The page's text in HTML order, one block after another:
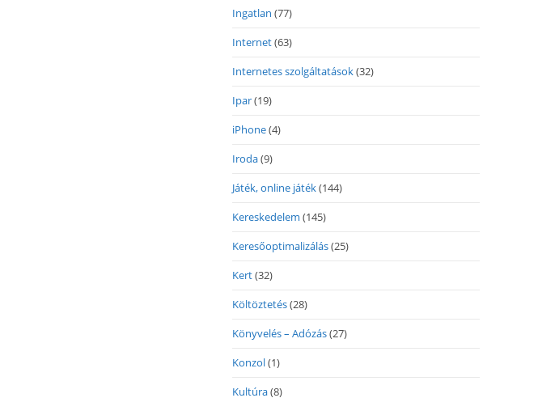
Ingatlan (77)
Internet(63)
Internetes szolgáltatások(32)
Ipar(19)
iPhone(4)
Iroda(9)
Játék, online játék(144)
Kereskedelem (145)
Keresőoptimalizálás(25)
Kert(32)
Költöztetés(28)
Könyvelés – Adózás(27)
Konzol(1)
Kultúra(8)